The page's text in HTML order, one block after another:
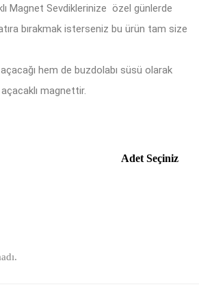
Magnet Sevdiklerinize özel günlerde
bırakmak isterseniz bu ürün tam size
hem de buzdolabı süsü olarak
açacaklı magnettir.
Adet Seçiniz